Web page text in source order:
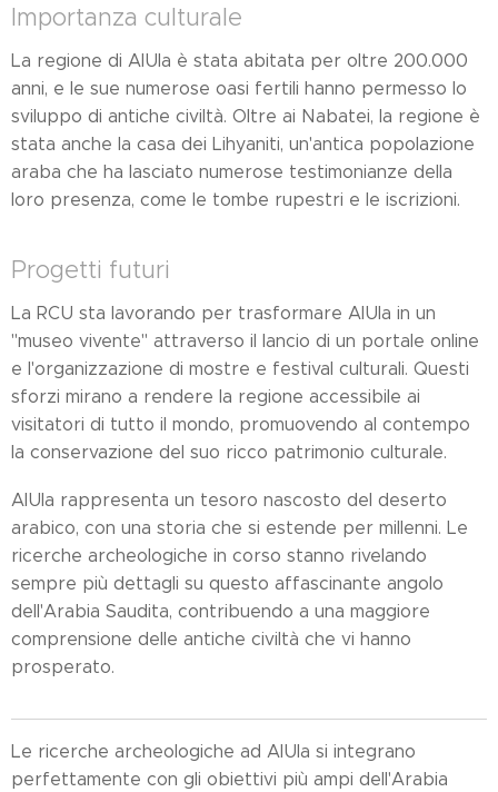
Importanza culturale
La regione di AlUla è stata abitata per oltre 200.000
anni, e le sue numerose oasi fertili hanno permesso lo
sviluppo di antiche civiltà. Oltre ai Nabatei, la regione è
stata anche la casa dei Lihyaniti, un'antica popolazione
araba che ha lasciato numerose testimonianze della
loro presenza, come le tombe rupestri e le iscrizioni.
Progetti futuri
La RCU sta lavorando per trasformare AlUla in un
"museo vivente" attraverso il lancio di un portale online
e l'organizzazione di mostre e festival culturali. Questi
sforzi mirano a rendere la regione accessibile ai
visitatori di tutto il mondo, promuovendo al contempo
la conservazione del suo ricco patrimonio culturale.
AlUla rappresenta un tesoro nascosto del deserto
arabico, con una storia che si estende per millenni. Le
ricerche archeologiche in corso stanno rivelando
sempre più dettagli su questo affascinante angolo
dell'Arabia Saudita, contribuendo a una maggiore
comprensione delle antiche civiltà che vi hanno
prosperato.
Le ricerche archeologiche ad AlUla si integrano
perfettamente con gli obiettivi più ampi dell'Arabia